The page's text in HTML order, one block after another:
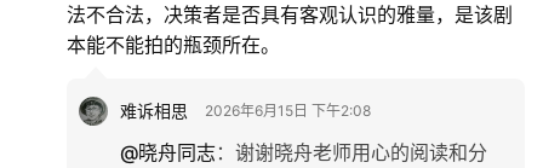
法不合法，决策者是否具有客观认识的雅量，是该剧
本能不能拍的瓶颈所在。
难诉相思 2026年6月15日 下午2:08
@晓舟同志： 谢谢晓舟老师用心的阅读和分